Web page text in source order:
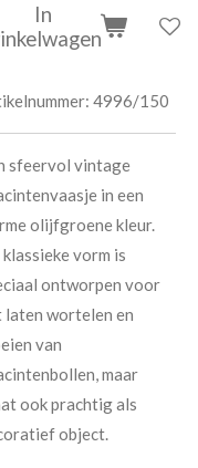
In
4996/150
sfeervol vintage
in een
olijfgroene kleur.
klassieke vorm is
ontworpen voor
laten wortelen en
van
maar
ook prachtig als
object.